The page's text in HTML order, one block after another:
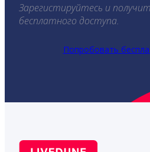
Зарегистируйтесь и
бесплатного доступа.
Попробовать